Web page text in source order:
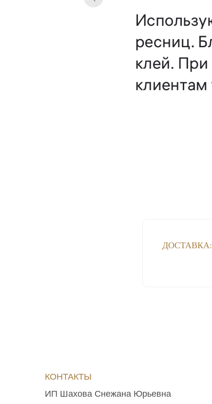
ДОСТАВКА:
КОНТАКТЫ
‪ИП Шахова Снежана Юрьевна